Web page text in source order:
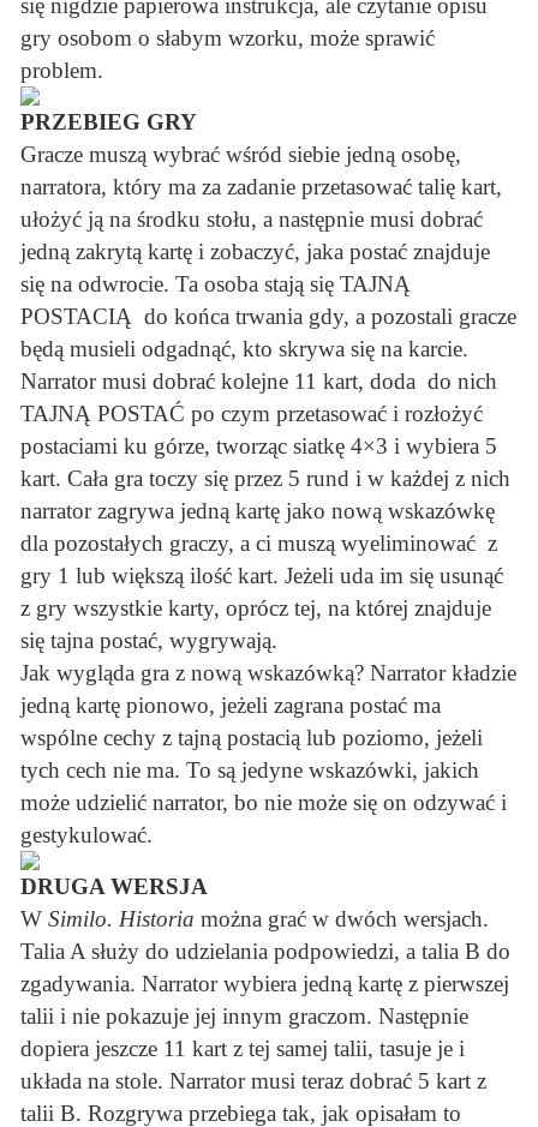
gry osobom o słabym wzorku, może sprawić
problem.
PRZEBIEG GRY
Gracze muszą wybrać wśród siebie jedną osobę,
narratora, który ma za zadanie przetasować talię kart,
ułożyć ją na środku stołu, a następnie musi dobrać
jedną zakrytą kartę i zobaczyć, jaka postać znajduje
się na odwrocie. Ta osoba stają się TAJNĄ
POSTACIĄ do końca trwania gdy, a pozostali gracze
będą musieli odgadnąć, kto skrywa się na karcie.
Narrator musi dobrać kolejne 11 kart, doda do nich
TAJNĄ POSTAĆ po czym przetasować i rozłożyć
postaciami ku górze, tworząc siatkę 4×3 i wybiera 5
kart. Cała gra toczy się przez 5 rund i w każdej z nich
narrator zagrywa jedną kartę jako nową wskazówkę
dla pozostałych graczy, a ci muszą wyeliminować z
gry 1 lub większą ilość kart. Jeżeli uda im się usunąć
z gry wszystkie karty, oprócz tej, na której znajduje
się tajna postać, wygrywają.
Jak wygląda gra z nową wskazówką? Narrator kładzie
jedną kartę pionowo, jeżeli zagrana postać ma
wspólne cechy z tajną postacią lub poziomo, jeżeli
tych cech nie ma. To są jedyne wskazówki, jakich
może udzielić narrator, bo nie może się on odzywać i
gestykulować.
DRUGA WERSJA
W Similo. Historia można grać w dwóch wersjach.
Talia A służy do udzielania podpowiedzi, a talia B do
zgadywania. Narrator wybiera jedną kartę z pierwszej
talii i nie pokazuje jej innym graczom. Następnie
dopiera jeszcze 11 kart z tej samej talii, tasuje je i
układa na stole. Narrator musi teraz dobrać 5 kart z
talii B. Rozgrywa przebiega tak, jak opisałam to